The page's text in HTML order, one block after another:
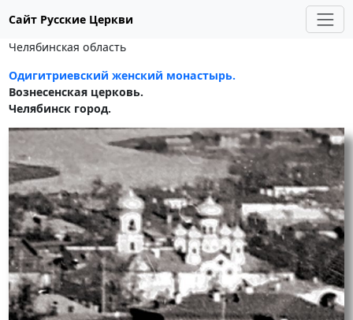
Сайт Русские Церкви
Челябинская область
Одигитриевский женский монастырь.
Вознесенская церковь.
Челябинск город.